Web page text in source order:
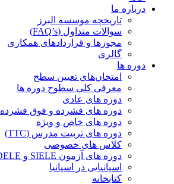
درباره ما
تاریخچه موسسه البرز
سوالات متداول (FAQ’s)
مجوزها و قراردادهای همکاری
گالری
دوره ها
امتحان‌های تعیین سطح
معرفی کلی سطوح دوره ها
دوره های عادی
دوره های فشرده و فوق فشرده
دوره های خاص و ویژه
دوره های تربیت مدرس (TTC)
کلاس های خصوصی
دوره های آزمون SIELE و DELE
اسپانیایی در اسپانیا
کتابخانه